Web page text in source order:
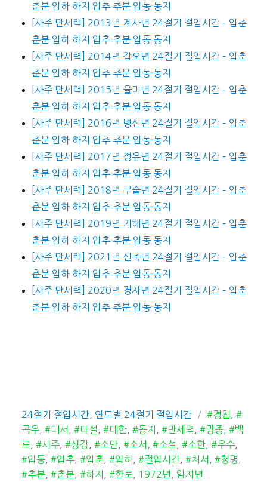
춘분 입하 하지 입추 추분 입동 동지
[사주 만세력] 2013년 계사년 24절기 절입시간 – 입춘
춘분 입하 하지 입추 추분 입동 동지
[사주 만세력] 2014년 갑오년 24절기 절입시간 – 입춘
춘분 입하 하지 입추 추분 입동 동지
[사주 만세력] 2015년 을미년 24절기 절입시간 – 입춘
춘분 입하 하지 입추 추분 입동 동지
[사주 만세력] 2016년 병신년 24절기 절입시간 – 입춘
춘분 입하 하지 입추 추분 입동 동지
[사주 만세력] 2017년 정유년 24절기 절입시간 – 입춘
춘분 입하 하지 입추 추분 입동 동지
[사주 만세력] 2018년 무술년 24절기 절입시간 – 입춘
춘분 입하 하지 입추 추분 입동 동지
[사주 만세력] 2019년 기해년 24절기 절입시간 – 입춘
춘분 입하 하지 입추 추분 입동 동지
[사주 만세력] 2021년 신축년 24절기 절입시간 – 입춘
춘분 입하 하지 입추 추분 입동 동지
[사주 만세력] 2020년 경자년 24절기 절입시간 – 입춘
춘분 입하 하지 입추 추분 입동 동지
카
테
고
리
24절기 절입시간 연도별 24절기 절입시간
태
그
#경칩
#
곡우 ,#대서 ,#대설 ,#대한 ,#동지 ,#만세력 ,#망종 ,#백
로
,#사주 ,#상강 ,#소만 ,#소서 ,#소설 ,#소한 ,#우수
#입동 ,#입추 ,#입춘 ,#입하 ,#절입시간 ,#처서 ,#청명
#추분 ,#춘분 ,#하지 ,#한로 1972년 임자년